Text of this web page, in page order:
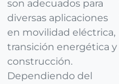
son adecuados para
diversas aplicaciones
en movilidad eléctrica,
transición energética y
construcción.
Dependiendo del